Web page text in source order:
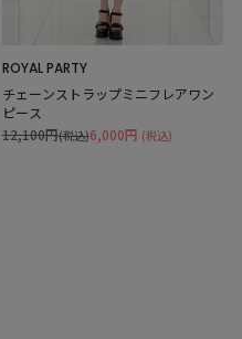
ROYAL PARTY
チェーンストラップミニフレアワン
ピース
6,000円 (税込)
12,100円(税込)